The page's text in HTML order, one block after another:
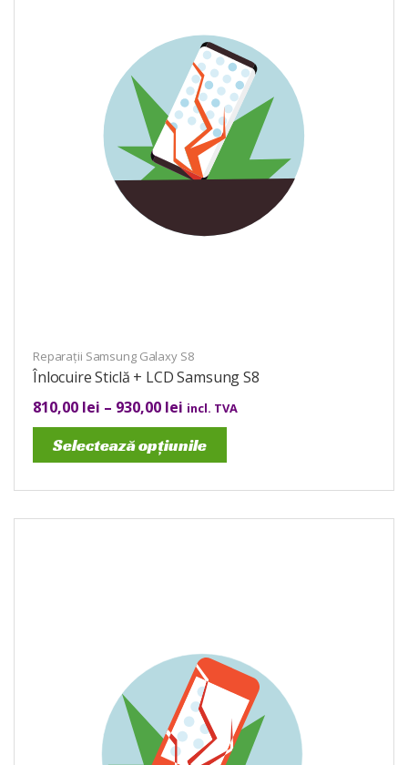
Reparații Samsung Galaxy S8
Înlocuire Sticlă + LCD Samsung S8
810,00 lei – 930,00 lei incl. TVA
Selectează opțiunile